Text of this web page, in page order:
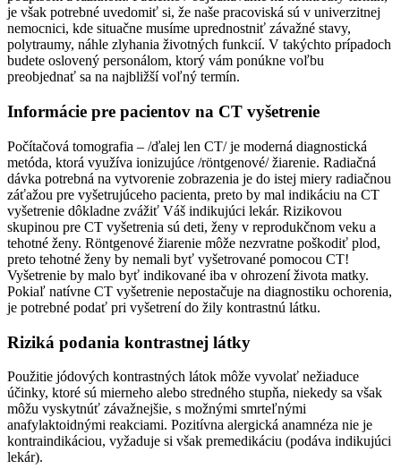
je však potrebné uvedomiť si, že naše pracoviská sú v univerzitnej
nemocnici, kde situačne musíme uprednostniť závažné stavy,
polytraumy, náhle zlyhania životných funkcií. V takýchto prípadoch
budete oslovený personálom, ktorý vám ponúkne voľbu
preobjednať sa na najbližší voľný termín.
Informácie pre pacientov na CT vyšetrenie
Počítačová tomografia – /ďalej len CT/ je moderná diagnostická
metóda, ktorá využíva ionizujúce /röntgenové/ žiarenie. Radiačná
dávka potrebná na vytvorenie zobrazenia je do istej miery radiačnou
záťažou pre vyšetrujúceho pacienta, preto by mal indikáciu na CT
vyšetrenie dôkladne zvážiť Váš indikujúci lekár. Rizikovou
skupinou pre CT vyšetrenia sú deti, ženy v reprodukčnom veku a
tehotné ženy. Röntgenové žiarenie môže nezvratne poškodiť plod,
preto tehotné ženy by nemali byť vyšetrované pomocou CT!
Vyšetrenie by malo byť indikované iba v ohrození života matky.
Pokiaľ natívne CT vyšetrenie nepostačuje na diagnostiku ochorenia,
je potrebné podať pri vyšetrení do žily kontrastnú látku.
Riziká podania kontrastnej látky
Použitie jódových kontrastných látok môže vyvolať nežiaduce
účinky, ktoré sú mierneho alebo stredného stupňa, niekedy sa však
môžu vyskytnúť závažnejšie, s možnými smrteľnými
anafylaktoidnými reakciami. Pozitívna alergická anamnéza nie je
kontraindikáciou, vyžaduje si však premedikáciu (podáva indikujúci
lekár).